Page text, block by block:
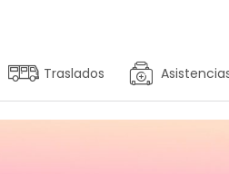
Traslados